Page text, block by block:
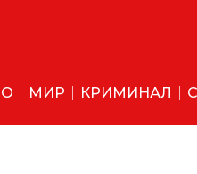
МИР КРИМИНАЛ